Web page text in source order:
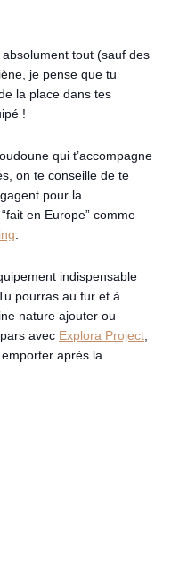
tout (sauf des
je pense que tu
la place dans tes
!
qui t’accompagne
on te conseille de te
pour la
en Europe” comme
indispensable
pourras au fur et à
nature ajouter ou
avec Explora Project
après la